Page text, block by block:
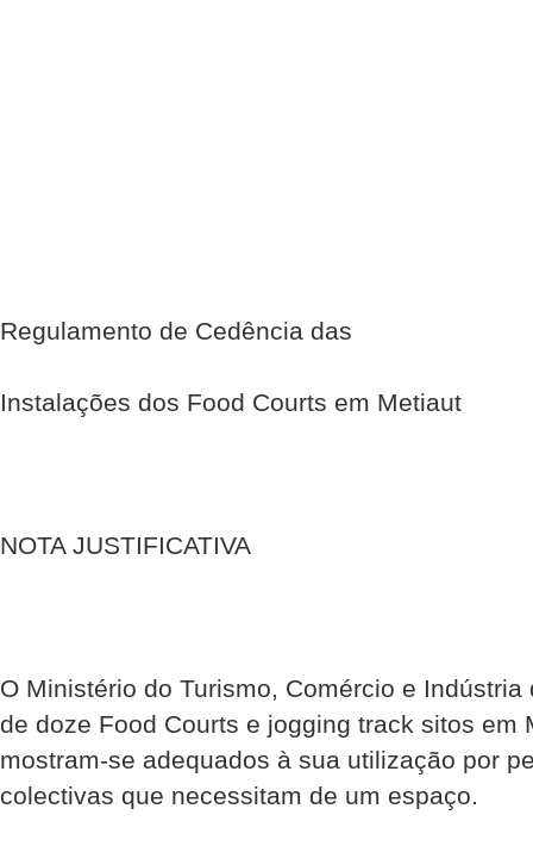
Regulamento de Cedência das
Instalações dos Food Courts em Metiaut
NOTA JUSTIFICATIVA
O Ministério do Turismo, Comércio e
de doze Food Courts e jogging track sitos em
mostram-se adequados à sua utilização por
colectivas que necessitam de um espaço.